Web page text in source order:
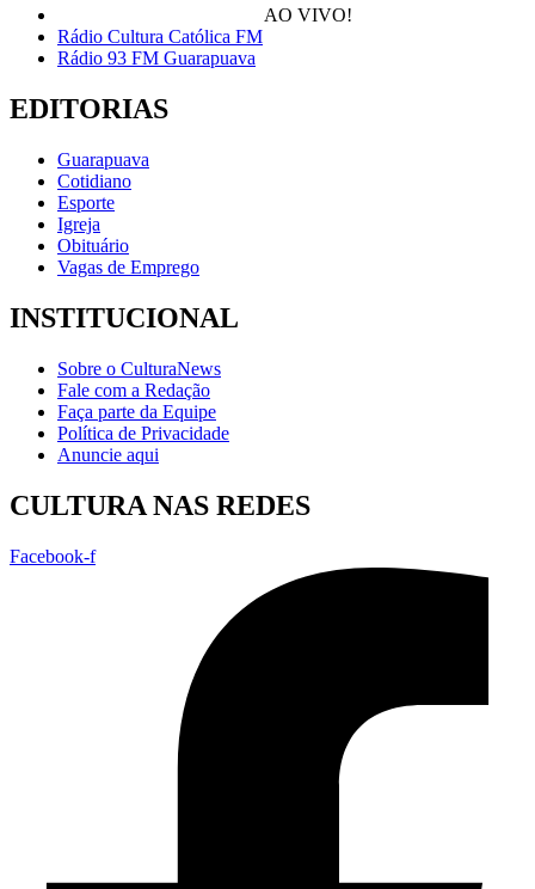
AO VIVO!
Rádio Cultura Católica FM
Rádio 93 FM Guarapuava
EDITORIAS
Guarapuava
Cotidiano
Esporte
Igreja
Obituário
Vagas de Emprego
INSTITUCIONAL
Sobre o CulturaNews
Fale com a Redação
Faça parte da Equipe
Política de Privacidade
Anuncie aqui
CULTURA NAS REDES
Facebook-f